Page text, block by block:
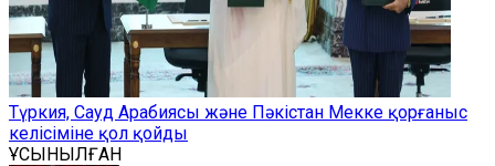
Түркия, Сауд Арабиясы және Пәкістан Мекке қорғаныс
келісіміне қол қойды
ҰСЫНЫЛҒАН